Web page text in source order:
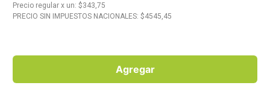
Precio regular x un: $343,75
PRECIO SIN IMPUESTOS NACIONALES: $4545,45
Agregar
. Carne